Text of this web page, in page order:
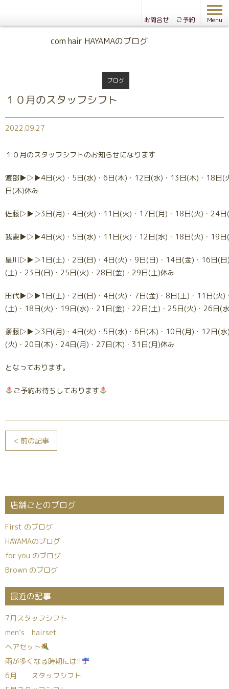
お問合せ ご予約 Menu
com hair HAYAMAのブログ
ブログ
１０月のスタッフシフト
2022.09.27
１０月のスタッフシフトのお知らせになります
渡部▶▷▶4日(火)・5日(水)・6日(木)・12日(水)・13日(木)・18日(
日(木)休み
佐藤▷▶▷3日(月)・4日(火)・11日(火)・17日(月)・18日(火)・24日
我妻▶▷▶4日(火)・5日(水)・11日(火)・12日(水)・18日(火)・19日
星川▷▶▷1日(土)・2日(日)・4日(火)・9日(日)・14日(金)・16日(
(土)・23日(日)・25日(火)・28日(金)・29日(土)休み
田代▶▷▶1日(土)・2日(日)・4日(火)・7日(金)・8日(土)・11日(火)
(土)・18日(火)・19日(水)・21日(金)・22日(土)・25日(火)・26日(
斎藤▷▶▷3日(月)・4日(火)・5日(水)・6日(木)・10日(月)・12日(
(火)・20日(木)・24日(月)・27日(木)・31日(月)休み
となっております。
ご予約お待ちしております
< 前の記事
店舗ごとのブログ
First のブログ
HAYAMAのブログ
for you のブログ
Brown のブログ
最近の記事
7月スタッフシフト
men’s hairset
ヘアセット
雨が多くなる時期には!!
6月 スタッフシフト